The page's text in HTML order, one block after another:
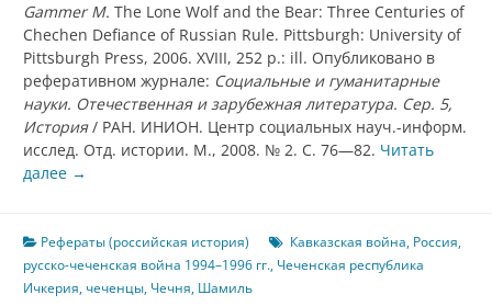
Gammer M. The Lone Wolf and the Bear: Three Centuries of
Chechen Defiance of Russian Rule. Pittsburgh: University of
Pittsburgh Press, 2006. XVIII, 252 p.: ill. Опубликовано в
реферативном журнале: Социальные и гуманитарные
науки. Отечественная и зарубежная литература. Сер. 5,
История/ РАН. ИНИОН. Центр социальных науч.-информ.
исслед. Отд. истории. М., 2008. № 2. С. 76—82. Читать
далее →
Рефераты (российская история) Кавказская война, Россия,
русско-чеченская война 1994–1996 гг., Чеченская республика
Ичкерия, чеченцы, Чечня, Шамиль